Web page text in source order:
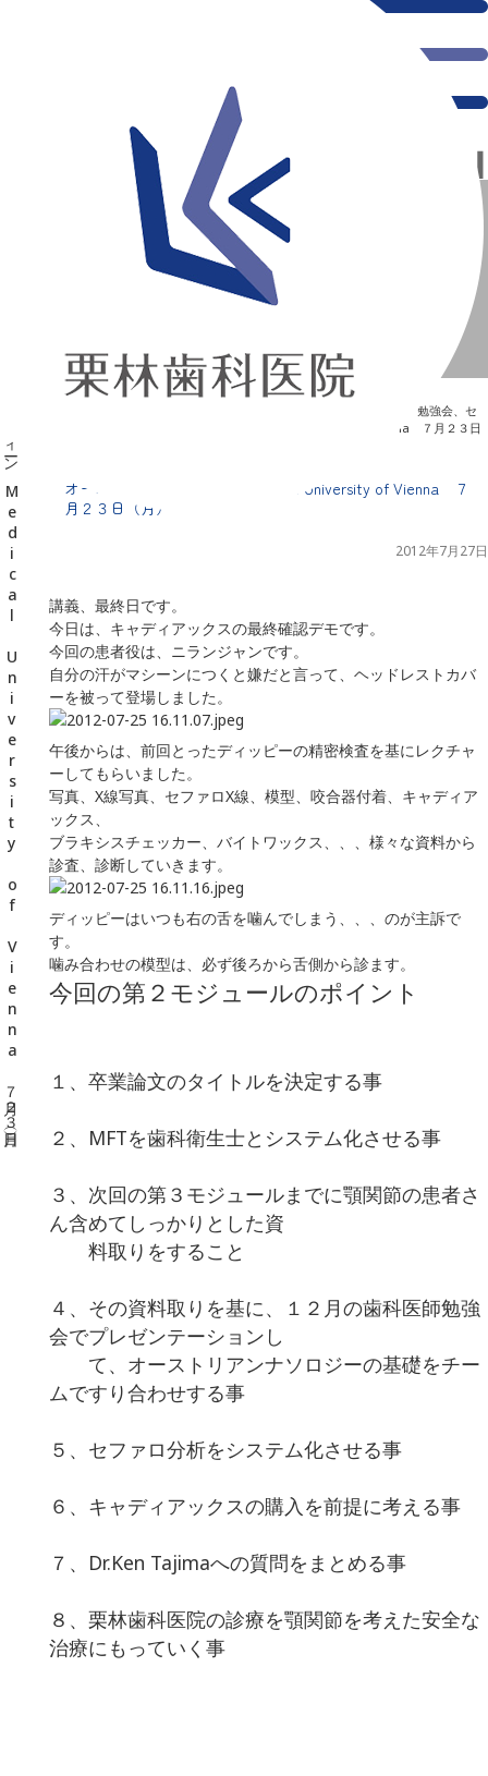
千葉県の新浦安にある歯医者｜オーストリア・ウィーン Medical University of Vienna ７月２３日（月）
オーストリア・ウィーン Medical University of
Vienna ７月２３日（月）
勉強会、セ
オーストリア・ウィーン Medical University of Vienna ７月２３日
オーストリア・ウィーン Medical University of Vienna ７
月２３日（月）
2012年7月27日
講義、最終日です。
今日は、キャディアックスの最終確認デモです。
今回の患者役は、ニランジャンです。
自分の汗がマシーンにつくと嫌だと言って、ヘッドレストカバ
ーを被って登場しました。
午後からは、前回とったディッピーの精密検査を基にレクチャ
ーしてもらいました。
写真、X線写真、セファロX線、模型、咬合器付着、キャディア
ックス、
ブラキシスチェッカー、バイトワックス、、、様々な資料から
診査、診断していきます。
ディッピーはいつも右の舌を噛んでしまう、、、のが主訴で
す。
噛み合わせの模型は、必ず後ろから舌側から診ます。
今回の第２モジュールのポイント
１、卒業論文のタイトルを決定する事
２、MFTを歯科衛生士とシステム化させる事
３、次回の第３モジュールまでに顎関節の患者さ
ん含めてしっかりとした資
料取りをすること
４、その資料取りを基に、１２月の歯科医師勉強
会でプレゼンテーションし
て、オーストリアンナソロジーの基礎をチー
ムですり合わせする事
５、セファロ分析をシステム化させる事
６、キャディアックスの購入を前提に考える事
７、Dr.Ken Tajimaへの質問をまとめる事
８、栗林歯科医院の診療を顎関節を考えた安全な
治療にもっていく事